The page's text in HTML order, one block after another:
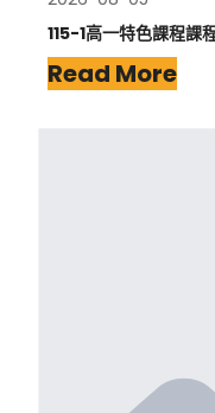
115-1高一特色課程課
Read More